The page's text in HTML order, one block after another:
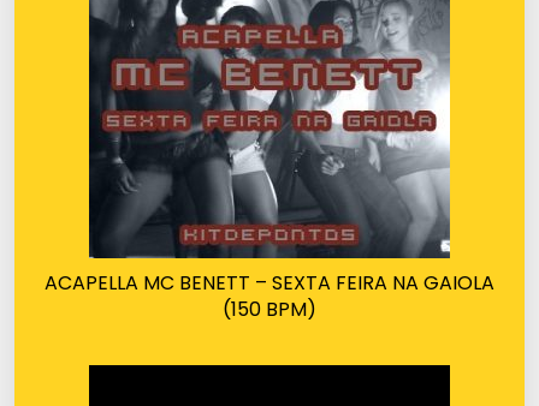
ACAPELLA MC BENETT – SEXTA FEIRA NA GAIOLA
(150 BPM)